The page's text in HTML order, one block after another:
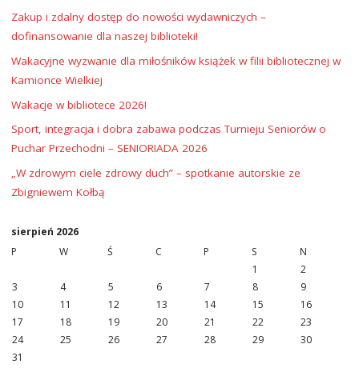
Zakup i zdalny dostęp do nowości wydawniczych –
dofinansowanie dla naszej biblioteki!
Wakacyjne wyzwanie dla miłośników książek w filii bibliotecznej w
Kamionce Wielkiej
Wakacje w bibliotece 2026!
Sport, integracja i dobra zabawa podczas Turnieju Seniorów o
Puchar Przechodni – SENIORIADA 2026
„W zdrowym ciele zdrowy duch” – spotkanie autorskie ze
Zbigniewem Kołbą
sierpień 2026
P
W Ś C P S
N
1
2
3
4 5 6 7 8
9
10
11 12 13 14 15
16
17
18 19 20 21 22
23
24
25 26 27 28 29
30
31